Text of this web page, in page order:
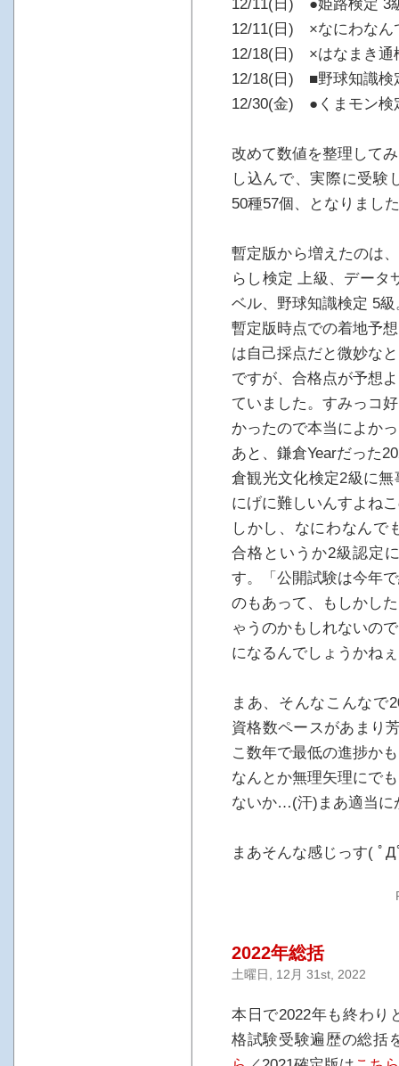
12/11(日) ●姫路検定 3
12/11(日) ×なにわなん
12/18(日) ×はなまき通
12/18(日) ■野球知識検
12/30(金) ●くまモン検
改めて数値を整理して
し込んで、実際に受験
50種57個、となりまし
暫定版から増えたのは
らし検定 上級、データ
ベル、野球知識検定 5級
暫定版時点での着地予
は自己採点だと微妙な
ですが、合格点が予想
ていました。すみっコ
かったので本当によか
あと、鎌倉Yearだった
倉観光文化検定2級に
にげに難しいんすよね
しかし、なにわなんで
合格というか2級認定
す。「公開試験は今年
のもあって、もしかし
ゃうのかもしれないの
になるんでしょうかね
まあ、そんなこんなで
資格数ペースがあまり
こ数年で最低の進捗か
なんとか無理矢理にで
ないか…(汗)まあ適当に
まあそんな感じっす( ﾟД
2022年総括
土曜日, 12月 31st, 2022
本日で2022年も終わり
格試験受験遍歴の総括